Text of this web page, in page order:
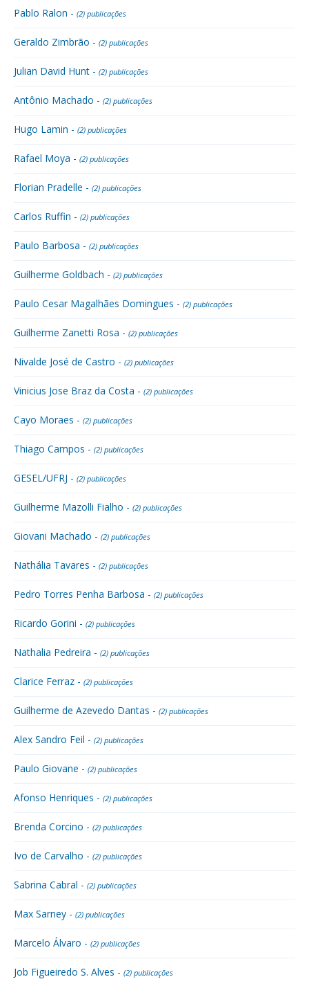
Pablo Ralon - (2) publicações
Geraldo Zimbrão - (2) publicações
Julian David Hunt - (2) publicações
Antônio Machado - (2) publicações
Hugo Lamin - (2) publicações
Rafael Moya - (2) publicações
Florian Pradelle - (2) publicações
Carlos Ruffin - (2) publicações
Paulo Barbosa - (2) publicações
Guilherme Goldbach - (2) publicações
Paulo Cesar Magalhães Domingues - (2) publicações
Guilherme Zanetti Rosa - (2) publicações
Nivalde José de Castro - (2) publicações
Vinicius Jose Braz da Costa - (2) publicações
Cayo Moraes - (2) publicações
Thiago Campos - (2) publicações
GESEL/UFRJ - (2) publicações
Guilherme Mazolli Fialho - (2) publicações
Giovani Machado - (2) publicações
Nathália Tavares - (2) publicações
Pedro Torres Penha Barbosa - (2) publicações
Ricardo Gorini - (2) publicações
Nathalia Pedreira - (2) publicações
Clarice Ferraz - (2) publicações
Guilherme de Azevedo Dantas - (2) publicações
Alex Sandro Feil - (2) publicações
Paulo Giovane - (2) publicações
Afonso Henriques - (2) publicações
Brenda Corcino - (2) publicações
Ivo de Carvalho - (2) publicações
Sabrina Cabral - (2) publicações
Max Sarney - (2) publicações
Marcelo Álvaro - (2) publicações
Job Figueiredo S. Alves - (2) publicações